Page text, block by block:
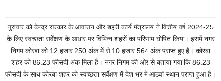
गुरुवार को केन्द्र सरकार के आवासन और शहरी कार्य मंत्रालय ने वित्तीय वर्ष 2024-25
के लिए स्वच्छता सर्वेक्षण के आधार पर विभिन्न शहरों का परिणाम घोषित किया। इसमें नगर
निगम कोरबा को 12 हजार 250 अंक में से 10 हजार 564 अंक प्राप्त हुए हैं। कोरबा
शहर को 86.23 फीसदी अंक मिला है। नगर निगम की ओर से बताया गया कि 86.23
फीसदी के साथ कोरबा शहर को स्वच्छता सर्वेक्षण में देश भर में आठवां स्थान प्राप्त हुआ है।